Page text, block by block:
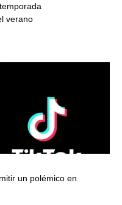
verano
un polémico en